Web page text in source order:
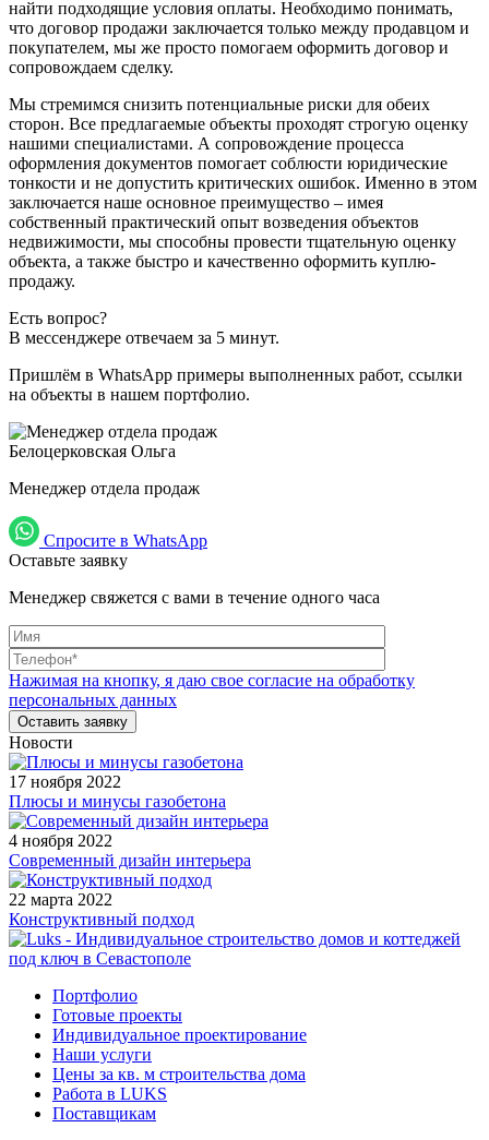
найти подходящие условия оплаты. Необходимо понимать,
что договор продажи заключается только между продавцом и
покупателем, мы же просто помогаем оформить договор и
сопровождаем сделку.
Мы стремимся снизить потенциальные риски для обеих
сторон. Все предлагаемые объекты проходят строгую оценку
нашими специалистами. А сопровождение процесса
оформления документов помогает соблюсти юридические
тонкости и не допустить критических ошибок. Именно в этом
заключается наше основное преимущество – имея
собственный практический опыт возведения объектов
недвижимости, мы способны провести тщательную оценку
объекта, а также быстро и качественно оформить куплю-
продажу.
Есть вопрос?
В мессенджере отвечаем за 5 минут.
Пришлём в WhatsApp примеры выполненных работ, ссылки
на объекты в нашем портфолио.
Белоцерковская Ольга
Менеджер отдела продаж
Спросите в WhatsApp
Оставьте заявку
Менеджер свяжется с вами в течение одного часа
Нажимая на кнопку, я даю свое согласие на обработку
персональных данных
Новости
17 ноября 2022
Плюсы и минусы газобетона
4 ноября 2022
Современный дизайн интерьера
22 марта 2022
Конструктивный подход
Портфолио
Готовые проекты
Индивидуальное проектирование
Наши услуги
Цены за кв. м строительства дома
Работа в LUKS
Поставщикам